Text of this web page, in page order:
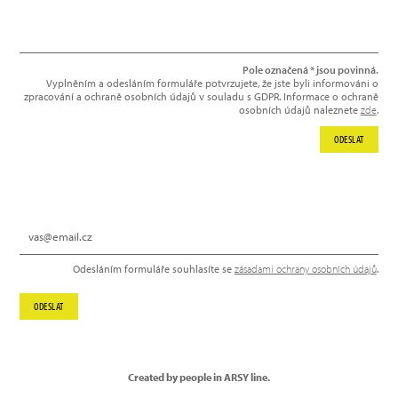
Odesláním formuláře souhlasíte se zásadami ochrany osobních údajů.
ODESLAT
Pole označená * jsou povinná.
Vyplněním a odesláním formuláře potvrzujete, že jste byli informováni o
zpracování a ochraně osobních údajů v souladu s GDPR. Informace o ochraně
osobních údajů naleznete zde.
ODESLAT
Created by people in ARSY line.